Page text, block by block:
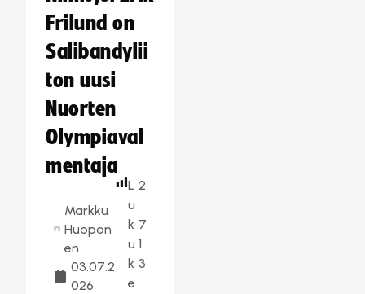
Frilund on
Salibandylii
ton uusi
Nuorten
Olympiaval
mentaja
Markku
Huopon
en
03.07.2
026
L
u
k
u
k
e
2
7
1
3